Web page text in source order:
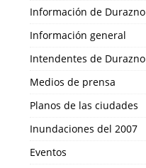
Información de Durazno
Información general
Intendentes de Durazno
Medios de prensa
Planos de las ciudades
Inundaciones del 2007
Eventos